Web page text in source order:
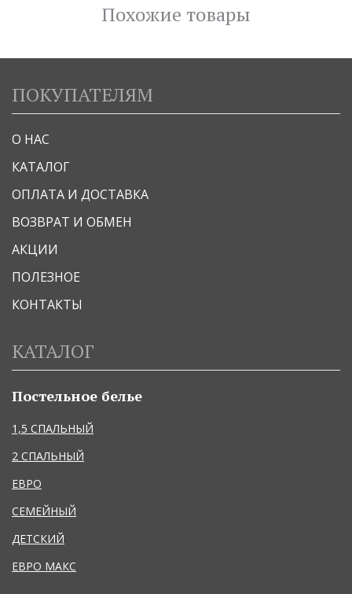
Похожие товары
ПОКУПАТЕЛЯМ
О НАС
КАТАЛОГ
ОПЛАТА И ДОСТАВКА
ВОЗВРАТ И ОБМЕН
АКЦИИ
ПОЛЕЗНОЕ
КОНТАКТЫ
КАТАЛОГ
Постельное белье
1,5 СПАЛЬНЫЙ
2 СПАЛЬНЫЙ
ЕВРО
СЕМЕЙНЫЙ
ДЕТСКИЙ
ЕВРО МАКС